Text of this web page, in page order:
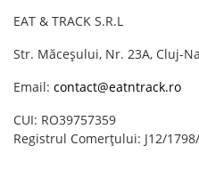
EAT & TRACK S.R.L
Str. Măceșului, Nr. 23A, Cluj-
Email: contact@eatntrack.ro
CUI: RO39757359
Registrul Comerțului: J12/